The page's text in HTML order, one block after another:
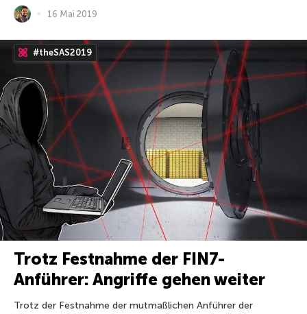
16 Mai 2019
#theSAS2019
Trotz Festnahme der FIN7-
Anführer: Angriffe gehen weiter
Trotz der Festnahme der mutmaßlichen Anführer der